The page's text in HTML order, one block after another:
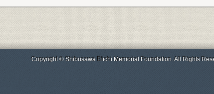
Copyright © Shibusawa Eiichi Memorial Foundation. All Rights